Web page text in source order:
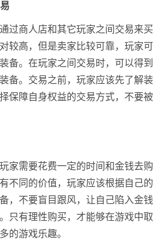
过商人店和其它玩家之间交易来买
较高，但是卖家比较可靠，玩家可
备。在玩家之间交易时，可以得到
备。交易之前，玩家应该先了解装
保障自身权益的交易方式，不要被
家需要花费一定的时间和金钱去购
不同的价值，玩家应该根据自己的
，不要盲目跟风，让自己陷入金钱
只有理性购买，才能够在游戏中取
的游戏乐趣。